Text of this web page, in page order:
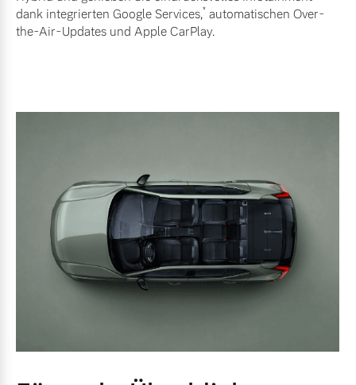
Mehr erfahren
Finanzierung & Leasing
dank integrierten Google Services,* automatischen Over-
the-Air-Updates und Apple CarPlay.